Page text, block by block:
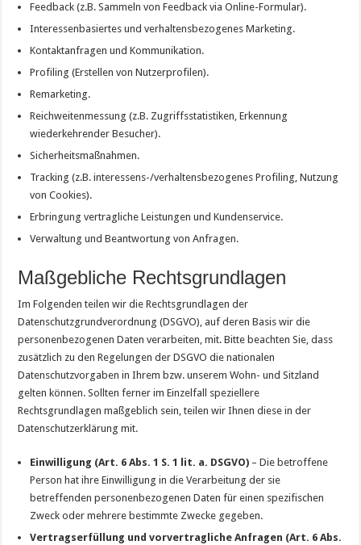
Feedback (z.B. Sammeln von Feedback via Online-Formular).
Interessenbasiertes und verhaltensbezogenes Marketing.
Kontaktanfragen und Kommunikation.
Profiling (Erstellen von Nutzerprofilen).
Remarketing.
Reichweitenmessung (z.B. Zugriffsstatistiken, Erkennung
wiederkehrender Besucher).
Sicherheitsmaßnahmen.
Tracking (z.B. interessens-/verhaltensbezogenes Profiling, Nutzung
von Cookies).
Erbringung vertragliche Leistungen und Kundenservice.
Verwaltung und Beantwortung von Anfragen.
Maßgebliche Rechtsgrundlagen
Im Folgenden teilen wir die Rechtsgrundlagen der
Datenschutzgrundverordnung (DSGVO), auf deren Basis wir die
personenbezogenen Daten verarbeiten, mit. Bitte beachten Sie, dass
zusätzlich zu den Regelungen der DSGVO die nationalen
Datenschutzvorgaben in Ihrem bzw. unserem Wohn- und Sitzland
gelten können. Sollten ferner im Einzelfall speziellere
Rechtsgrundlagen maßgeblich sein, teilen wir Ihnen diese in der
Datenschutzerklärung mit.
Einwilligung (Art. 6 Abs. 1 S. 1 lit. a. DSGVO) – Die betroffene
Person hat ihre Einwilligung in die Verarbeitung der sie
betreffenden personenbezogenen Daten für einen spezifischen
Zweck oder mehrere bestimmte Zwecke gegeben.
Vertragserfüllung und vorvertragliche Anfragen (Art. 6 Abs.